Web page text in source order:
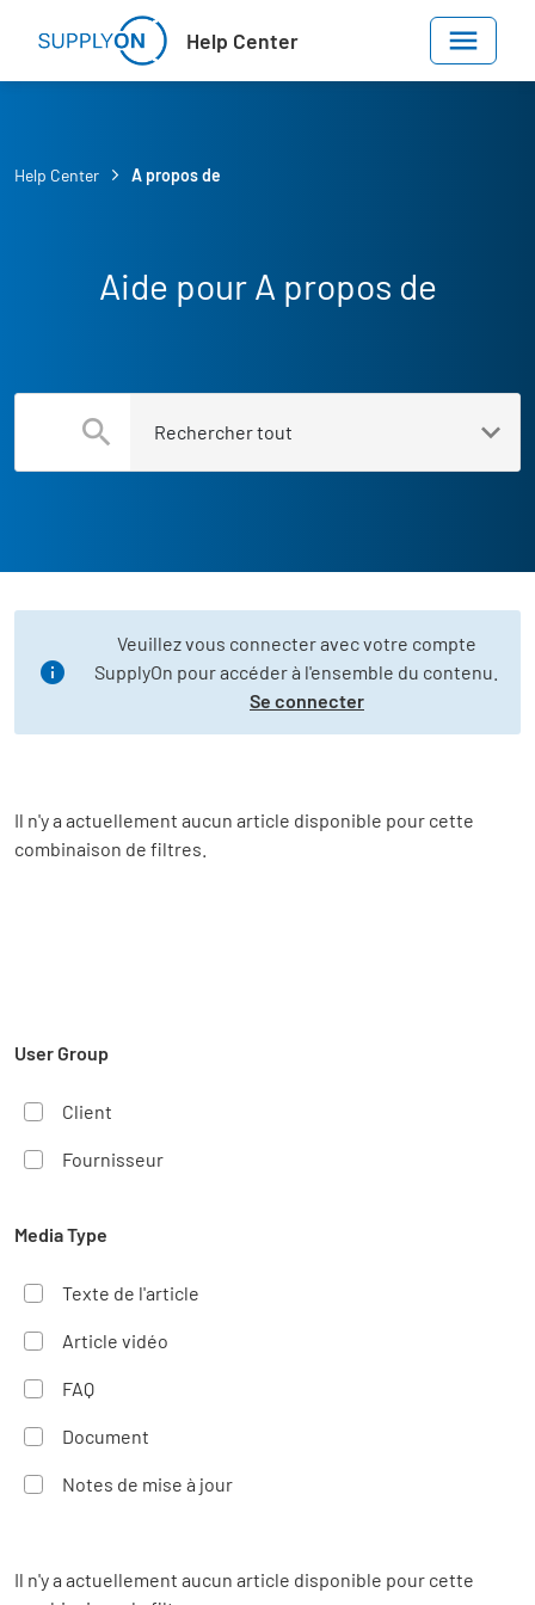
Skip to main content
Help Center
Help Center A propos de
Aide pour A propos de
Veuillez vous connecter avec votre compte
SupplyOn pour accéder à l'ensemble du contenu.
Se connecter
Il n'y a actuellement aucun article disponible pour cette
combinaison de filtres.
User Group
Client
Fournisseur
Media Type
Texte de l'article
Article vidéo
FAQ
Document
Notes de mise à jour
Il n'y a actuellement aucun article disponible pour cette